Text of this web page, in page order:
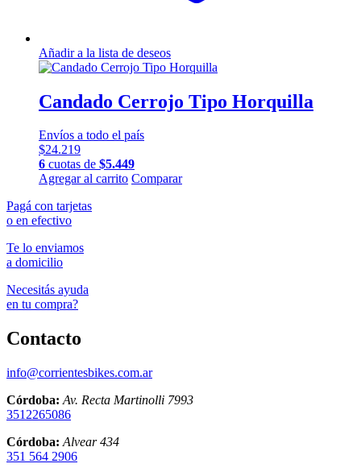
Añadir a la lista de deseos
Candado Cerrojo Tipo Horquilla
Envíos a todo el país
$24.219
6 cuotas de $5.449
Agregar al carrito Comparar
Pagá con tarjetas
o en efectivo
Te lo enviamos
a domicilio
Necesitás ayuda
en tu compra?
Contacto
info@corrientesbikes.com.ar
Córdoba: Av. Recta Martinolli 7993
3512265086
Córdoba: Alvear 434
351 564 2906